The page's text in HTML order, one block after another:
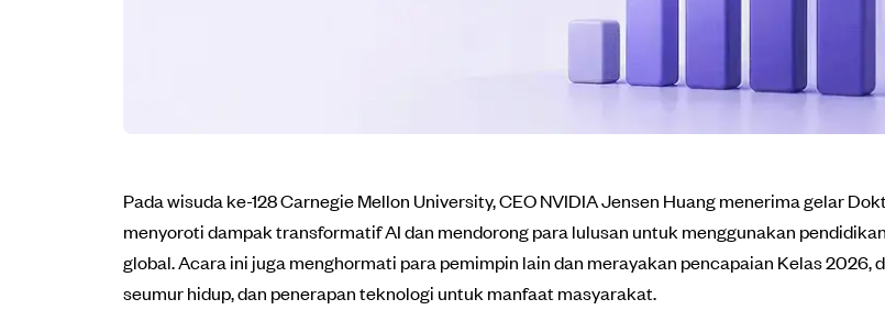
Pada wisuda ke-128 Carnegie Mellon University, CEO NVIDIA Jensen Huang menerima gelar
menyoroti dampak transformatif AI dan mendorong para lulusan untuk menggunakan
global. Acara ini juga menghormati para pemimpin lain dan merayakan pencapaian Kelas
seumur hidup, dan penerapan teknologi untuk manfaat masyarakat.